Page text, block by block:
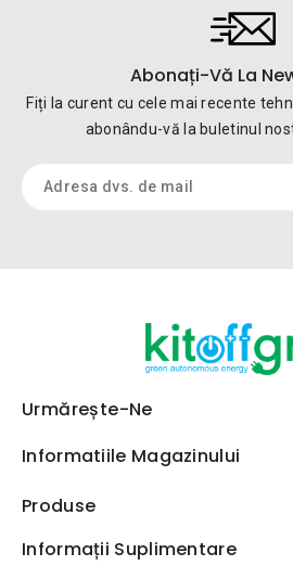
Abonați-Vă La
Fiți la curent cu cele mai recente
abonându-vă la buletinul
Urmărește-Ne
Informatiile Magazinului
Produse
Informații Suplimentare